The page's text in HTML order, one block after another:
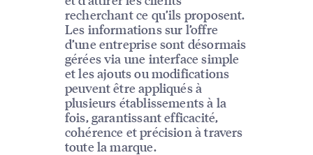
recherchant ce qu’ils proposent.
Les informations sur l’offre
d’une entreprise sont désormais
gérées via une interface simple
et les ajouts ou modifications
peuvent être appliqués à
plusieurs établissements à la
fois, garantissant efficacité,
cohérence et précision à travers
toute la marque.